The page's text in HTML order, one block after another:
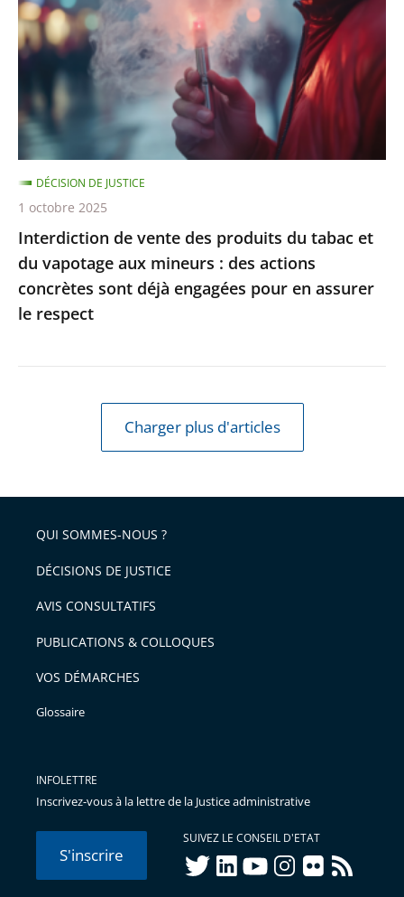
des
produits
du
tabac
et
du
vapotage
aux
mineurs
:
des
actions
concrètes
le
Interdiction de vente des produits du tabac et
du vapotage aux mineurs : des actions
concrètes sont déjà engagées pour en assurer
le respect
DÉCISION DE JUSTICE
1 octobre 2025
Charger plus d'articles
QUI SOMMES-NOUS ?
DÉCISIONS DE JUSTICE
AVIS CONSULTATIFS
PUBLICATIONS & COLLOQUES
VOS DÉMARCHES
Glossaire
INFOLETTRE
Inscrivez-vous à la lettre de la Justice administrative
S'inscrire
SUIVEZ LE CONSEIL D'ETAT
twitterlinkedInyoutubeinstagram
flickr rss